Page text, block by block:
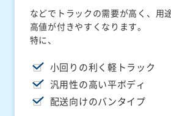
などでトラックの需要が高く、用
高値が付きやすくなります。
特に、
小回りの利く軽トラック
汎用性の高い平ボディ
配送向けのバンタイプ